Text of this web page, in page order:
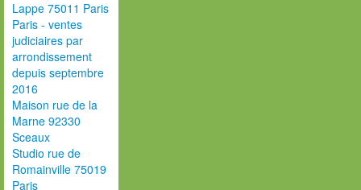
Lappe 75011 Paris
Paris - ventes
judiciaires par
arrondissement
depuis septembre
2016
Maison rue de la
Marne 92330
Sceaux
Studio rue de
Romainville 75019
Paris